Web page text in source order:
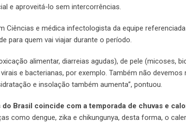
e aproveitá-lo sem intercorrências.
Ciências e médica infectologista da equipe
para quem vai viajar durante o período.
alimentar, diarreias agudas), de pele (micoses,
e bacterianas, por exemplo. Também não devemos
e insolação também aumenta”, pontuou.
Brasil coincide com a temporada de chuvas e
como dengue, zika e chikungunya, desta forma, o